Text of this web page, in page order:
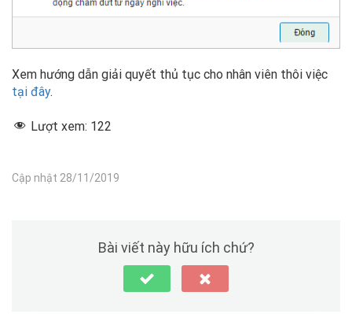
Xem hướng dẫn giải quyết thủ tục cho nhân viên thôi việc
tại đây.
Lượt xem: 122
Cập nhật 28/11/2019
Bài viết này hữu ích chứ?